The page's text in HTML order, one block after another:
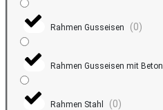
Rahmen Gusseisen (0)
Rahmen Gusseisen mit Beton
Rahmen Stahl (0)